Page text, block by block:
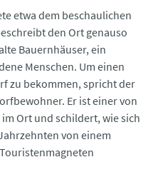
etwa dem beschaulichen
den Ort genauso
Bauernhäuser, ein
Menschen. Um einen
zu bekommen, spricht der
Er ist einer von
Ort und schildert, wie sich
von einem